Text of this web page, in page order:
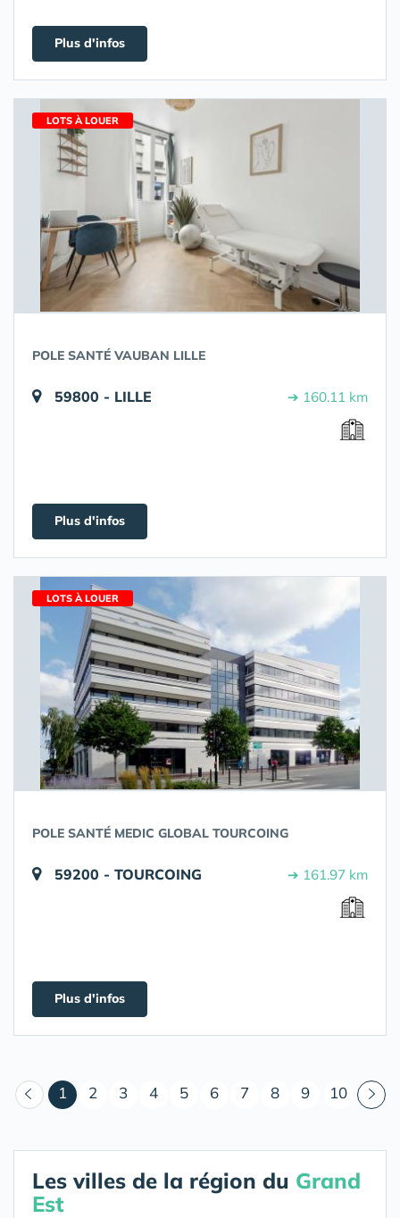
Plus d'infos
LOTS À LOUER
POLE SANTÉ VAUBAN LILLE
59800 - LILLE ➔ 160.11 km
Plus d'infos
LOTS À LOUER
POLE SANTÉ MEDIC GLOBAL TOURCOING
59200 - TOURCOING ➔ 161.97 km
Plus d'infos
1 (courant)
2 3 4 5 6 7 8 9 10
Les villes de la région du Grand
Est